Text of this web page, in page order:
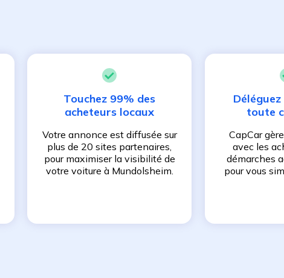
Touchez 99% des
acheteurs locaux
Votre annonce est diffusée sur
plus de 20 sites partenaires,
pour maximiser la visibilité de
votre voiture à Mundolsheim.
toute
CapCar
avec les
démarches
pour vous